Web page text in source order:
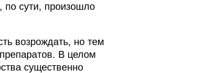
по сути, произошло
возрождать, но тем
В целом
существенно